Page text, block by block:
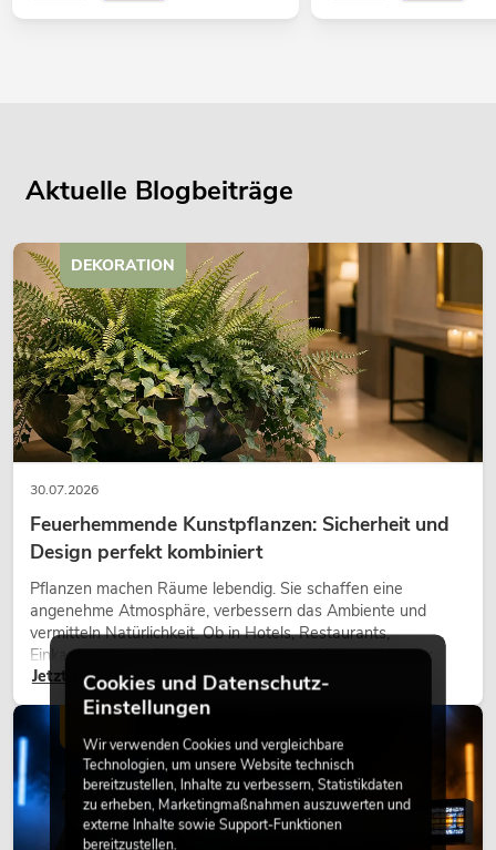
Aktuelle Blogbeiträge
30.07.2026
Feuerhemmende Kunstpflanzen: Sicherheit und
Design perfekt kombiniert
Pflanzen machen Räume lebendig. Sie schaffen eine
angenehme Atmosphäre, verbessern das Ambiente und
vermitteln Natürlichkeit. Ob in Hotels, Restaurants,
Einkaufszentren, Bürogebäuden oder auf Messeständen:
eine hochwertige Begrünung gehört heute längst zum
modernen Raumkonzept.
Jetzt lesen
DEKORATION
Cookies und Datenschutz-
Einstellungen
Wir verwenden Cookies und vergleichbare
Technologien, um unsere Website technisch
bereitzustellen, Inhalte zu verbessern, Statistikdaten
zu erheben, Marketingmaßnahmen auszuwerten und
externe Inhalte sowie Support-Funktionen
bereitzustellen.